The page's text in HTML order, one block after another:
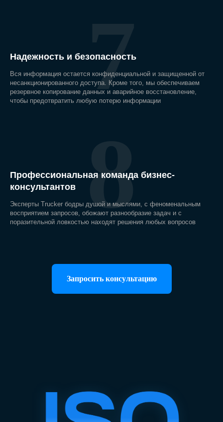
Надежность и безопасность
Вся информация остается конфиденциальной и защищенной от
несанкционированного доступа. Кроме того, мы обеспечиваем
резервное копирование данных и аварийное восстановление,
чтобы предотвратить любую потерю информации
7
Профессиональная команда бизнес-
консультантов
Эксперты Trucker бодры душой и мыслями, с феноменальным
восприятием запросов, обожают разнообразие задач и с
поразительной ловкостью находят решения любых вопросов
8
Запросить консультацию